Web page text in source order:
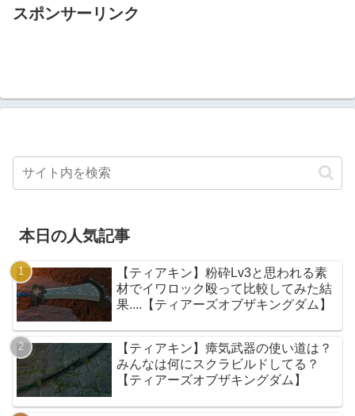
スポンサーリンク
本日の人気記事
【ティアキン】粉砕Lv3と思われる素
材でイワロック殴って比較してみた結
果....【ティアーズオブザキングダム】
【ティアキン】瘴気武器の使い道は？
みんなは何にスクラビルドしてる？
【ティアーズオブザキングダム】